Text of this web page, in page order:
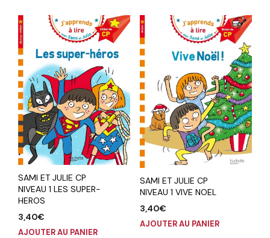
SAMI ET JULIE CP
NIVEAU 1 LES SUPER-
HEROS
3,40€
AJOUTER AU PANIER
SAMI ET JULIE CP
NIVEAU 1 VIVE NOEL
3,40€
AJOUTER AU PANIER